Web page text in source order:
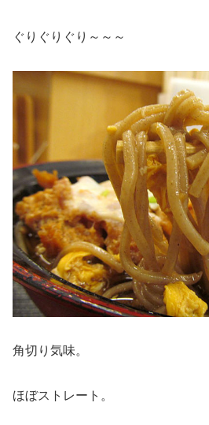
ぐりぐりぐり～～～
角切り気味。
ほぼストレート。